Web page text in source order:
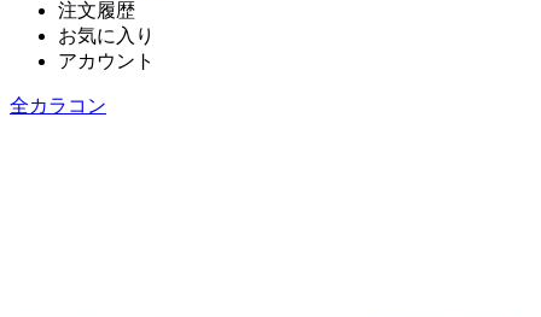
注文履歴
お気に入り
アカウント
全カラコン